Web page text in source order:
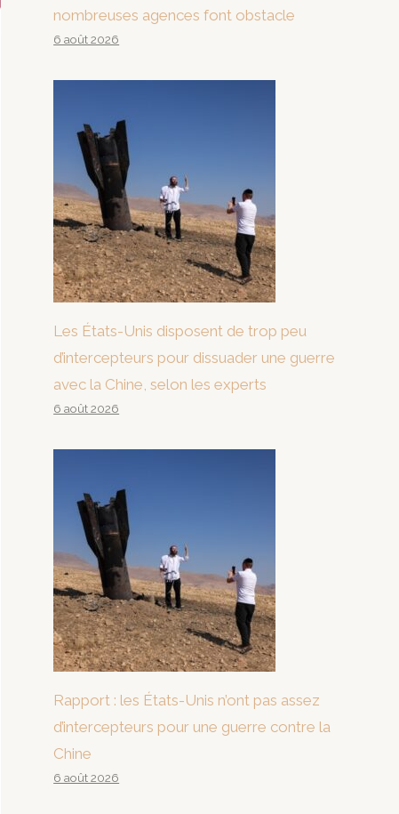
nombreuses agences font obstacle
6 août 2026
Les États-Unis disposent de trop peu
d’intercepteurs pour dissuader une guerre
avec la Chine, selon les experts
6 août 2026
Rapport : les États-Unis n’ont pas assez
d’intercepteurs pour une guerre contre la
Chine
6 août 2026